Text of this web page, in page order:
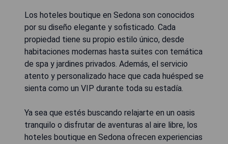
Los hoteles boutique en Sedona son conocidos
por su diseño elegante y sofisticado. Cada
propiedad tiene su propio estilo único, desde
habitaciones modernas hasta suites con temática
de spa y jardines privados. Además, el servicio
atento y personalizado hace que cada huésped se
sienta como un VIP durante toda su estadía.
Ya sea que estés buscando relajarte en un oasis
tranquilo o disfrutar de aventuras al aire libre, los
hoteles boutique en Sedona ofrecen experiencias